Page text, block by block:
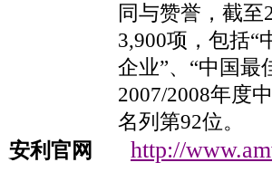
同与赞誉，截至
3,900项，包括“
企业”、“中国最
2007/2008年度
名列第92位。
安利官网
http://